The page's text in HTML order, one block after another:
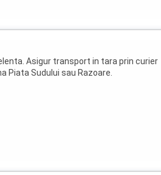
Asigur transport in tara prin curier
Piata Sudului sau Razoare.